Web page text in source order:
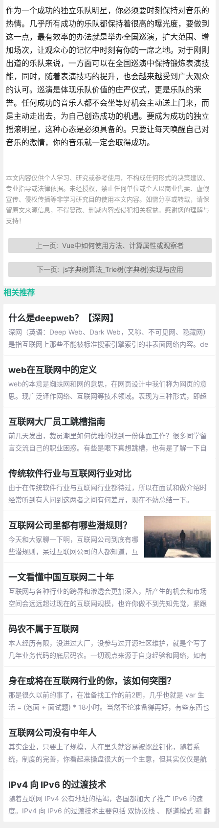
作为一个成功的独立乐队明星，你必须要时刻保持对音乐的
热情。几乎所有成功的乐队都保持着很高的曝光度，要做到
这一点，最有效率的办法就是举办全国巡演，扩大范围、增
加场次，让观众心的记忆中时刻有你的一席之地。对于刚刚
出道的乐队来说，一方面可以在全国巡演中保持锻炼表演技
能，同时，随着表演技巧的提升，也会越来越受到广大观众
的认可。巡演是体现乐队价值的庄严仪式，更是乐队的荣
誉。任何成功的音乐人都不会坐等好机会主动送上门来，而
是主动走出去，为自己创造成功的机遇。要成为成功的独立
摇滚明星，这种心态是必须具备的。只要让每天唤醒自己对
音乐的激情，你的音乐就一定会取得成功。
本文内容仅供个人学习、研究或参考使用，不构成任何形式的决策建议、
专业指导或法律依据。未经授权，禁止任何单位或个人以商业售卖、虚假
宣传、侵权传播等非学习研究目的使用本文内容。如需分享或转载，请保
留原文来源信息，不得篡改、删减内容或侵犯相关权益。感谢您的理解与
支持！
上一页:Vue中如何使用方法、计算属性或观察者
下一页: js字典树算法_Trie树(字典树)实现与应用
相关推荐
什么是deepweb？【深网】
深网（英语：Deep Web、Dark Web，又称、不可见网、隐藏网）
是指互联网上那些不能被标准搜索引擎索引的非表面网络内容。de
通过动态网页技术访问的资源集合
web在互联网中的定义
web的本意是蜘蛛网和网的意思，在网页设计中我们称为网页的意
思。现广泛译作网络、互联网等技术领域。表现为三种形式，即超
等。
互联网大厂员工跳槽指南
前几天发出，裁员潮里如何优雅的找到一份体面工作？很多同学留
言交流自己的职业困惑。有些是眼下真想跳槽，也有是了解一下自
选择问题，理一下自己的想法
传统软件行业与互联网行业对比
由于在传统软件行业与互联网行业都待过，所以在面试和做介绍时
经常听到有人问到这两者之间有何差异，现在不妨总结一下。
互联网公司里都有哪些潜规则？
今天和大家聊一下啊，互联网公司到底有哪
些潜规则，呆过互联网公司的人都知道，互
到的，所以今天给大家讲一些互联网公司的
潜规则，如果你们身在互联网公司相信也能
感同身受
一文看懂中国互联网二十年
互联网与各种行业的跨界和渗透会更加深入，所产生的机会和市场
空间会远远超过现在的互联网规模，也许你做不到先知先觉，紧跟
角，攫取丰厚回报，并不是很难的事情。
码农不属于互联网
本人经历有限，没进过大厂，没参与过开源社区维护，就是个写了
几年业务代码的底层码农。一切观点来源于自身经验和网络，如有
身在或将在互联网行业的你，该如何突围？
那是很久以前的事了，在准备找工作的前2周，几乎也就是 var 生
活 = (泡面 + 面试题) * 18小时。当然不论准备得再好，有些东西也
几面效果不是很理想，有的甚至可以算是很尬
互联网公司没有中年人
其实企业，只要上了规模，人在里头就容易被螺丝钉化，随着系
统，制度的完善，你看起来操盘很大的一个生意，但其实仅仅是航
的年轻人
IPv4 向 IPv6 的过渡技术
随着互联网 IPv4 公有地址的枯竭，各国都加大了推广 IPv6 的速
度。IPv4 向 IPv6 的过渡技术主要包括 双协议栈 、 隧道模式 和 翻